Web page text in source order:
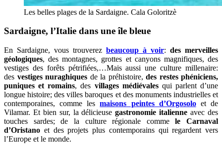
Les belles plages de la Sardaigne. Cala Goloritzè
Sardaigne, l’Italie dans une île bleue
En Sardaigne, vous trouverez beaucoup à voir: des merveilles
géologiques, des montagnes, grottes et canyons magnifiques, des
vestiges des forêts pétrifiées,…Mais aussi une culture millenaire:
des vestiges nuraghiques de la préhistoire, des restes phéniciens,
puniques et romains, des villages médiévalesqui parlent d’une
longue histoire; des villes baroques et des monuments industrielles et
contemporaines, comme lesmaisons peintes d’Orgosoloet de
Vilamar. Et bien sur, la délicieuse gastronomie italienne avec des
touches sardes; de la culture régionale commele Carnaval
d’Oristano et des projets plus contemporains qui regardent vers
l’Europe et le monde.